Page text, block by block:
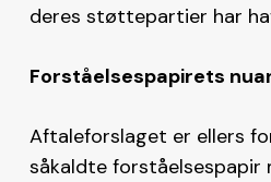
deres støttepartier har
Forståelsespapirets
Aftaleforslaget er ellers
såkaldte forståelsespapir